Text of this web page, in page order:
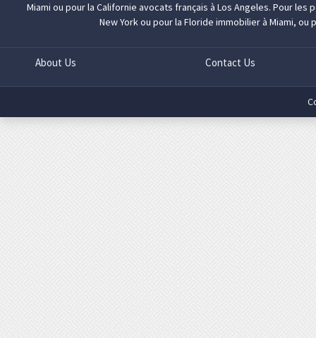
Miami ou pour la Californieavocats français à Los Angeles. Pour les
New Yorkou pour la Florideimmobilier à Miami, ou
About Us Contact Us